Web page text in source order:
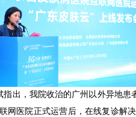
出，我院收治的广州以外异地患
网医院正式运营后，在线复诊解